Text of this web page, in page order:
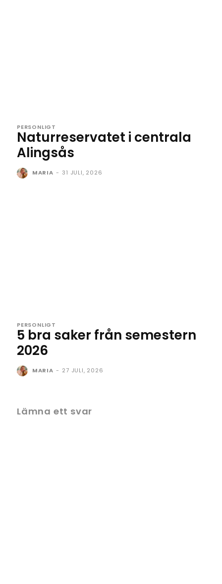
PERSONLIGT
Naturreservatet i centrala
Alingsås
MARIA - 31 JULI, 2026
PERSONLIGT
5 bra saker från semestern
2026
MARIA - 27 JULI, 2026
Lämna ett svar